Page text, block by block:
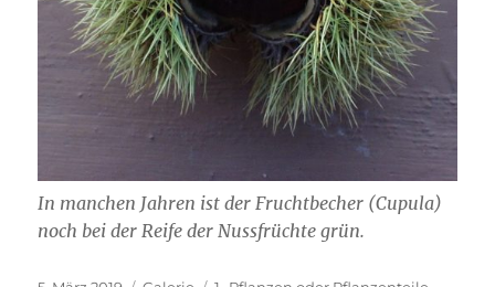
In manchen Jahren ist der Fruchtbecher (Cupula)
noch bei der Reife der Nussfrüchte grün.